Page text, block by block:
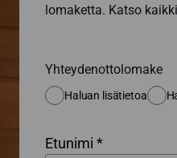
lomaketta. Katso kaikki
Yhteydenottolomake
Haluan lisätietoa
Etunimi *